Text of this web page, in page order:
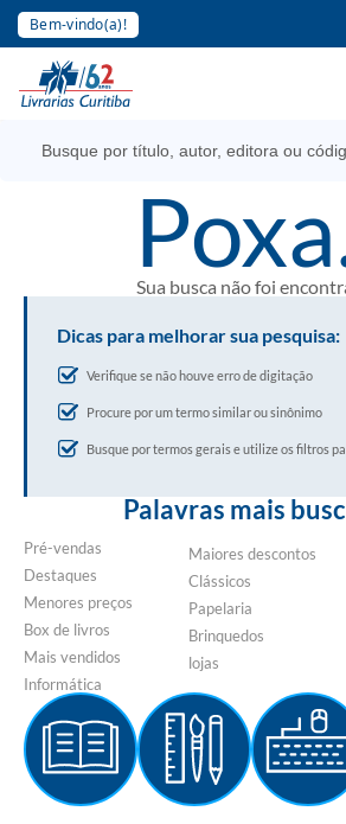
Bem-vindo(a)!
Sua busca não foi
Dicas para melhorar sua pesquisa:
Verifique se não houve erro de digitação
Procure por um termo similar ou sinônimo
Busque por termos gerais e utilize os filtros
Palavras mais
Pré-vendas
Destaques
Menores preços
Box de livros
Mais vendidos
Informática
Maiores descontos
Clássicos
Papelaria
Brinquedos
lojas